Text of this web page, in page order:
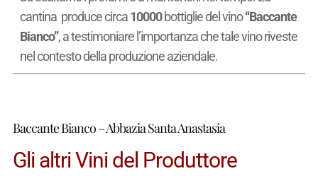
cantina produce circa10000bottiglie del vino“Baccante
Bianco”, a testimoniare l’importanza che tale vino riveste
nel contesto della produzione aziendale.
Baccante Bianco – Abbazia Santa Anastasia
Gli altri Vini del Produttore